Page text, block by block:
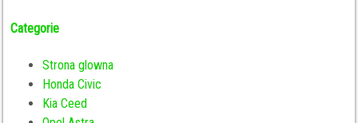
Categorie
Strona glowna
Honda Civic
Kia Ceed